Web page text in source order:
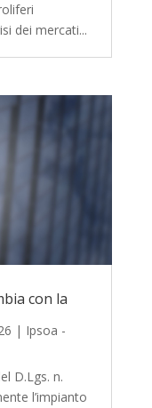
dei mercati...
con la
| Ipsoa -
D.Lgs. n.
l’impianto